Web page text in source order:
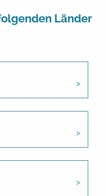
Länder